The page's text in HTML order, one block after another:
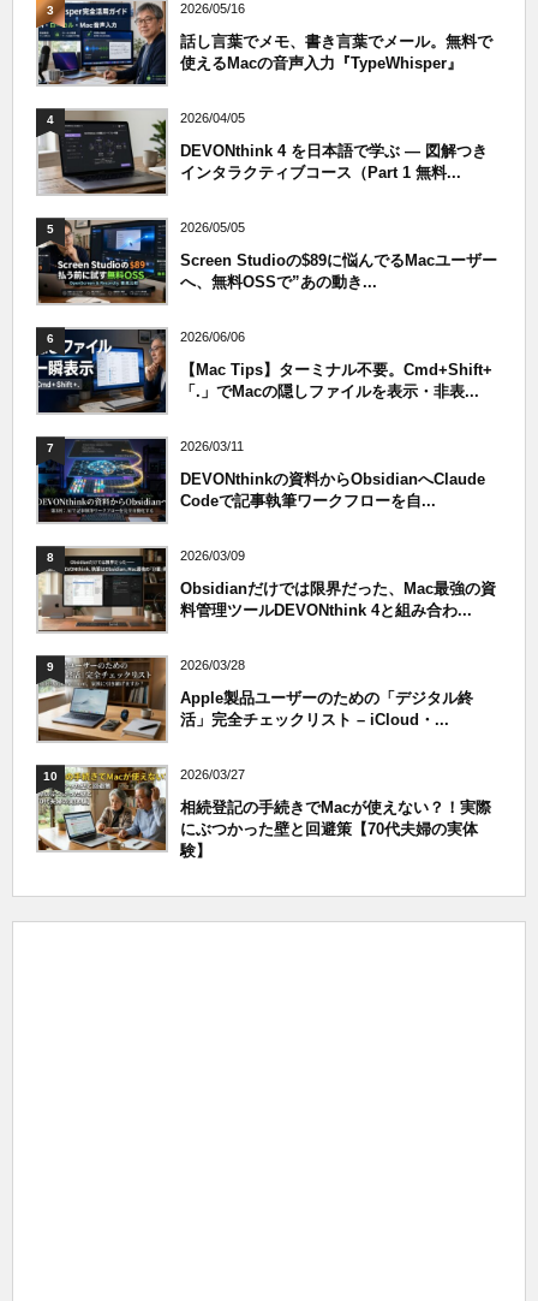
3 2026/05/16
話し言葉でメモ、書き言葉でメール。無料で
使えるMacの音声入力『TypeWhisper』
4 2026/04/05
DEVONthink 4 を日本語で学ぶ — 図解つき
インタラクティブコース（Part 1 無料...
5 2026/05/05
Screen Studioの$89に悩んでるMacユーザー
へ、無料OSSで”あの動き...
6 2026/06/06
【Mac Tips】ターミナル不要。Cmd+Shift+
「.」でMacの隠しファイルを表示・非表...
7 2026/03/11
DEVONthinkの資料からObsidianへClaude
Codeで記事執筆ワークフローを自...
8 2026/03/09
Obsidianだけでは限界だった、Mac最強の資
料管理ツールDEVONthink 4と組み合わ...
9 2026/03/28
Apple製品ユーザーのための「デジタル終
活」完全チェックリスト – iCloud・...
10 2026/03/27
相続登記の手続きでMacが使えない？！実際
にぶつかった壁と回避策【70代夫婦の実体
験】